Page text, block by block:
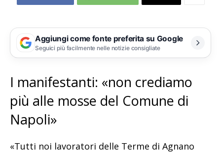
Aggiungi come fonte preferita su Google
Seguici più facilmente nelle notizie consigliate
I manifestanti: «non crediamo
più alle mosse del Comune di
Napoli»
«Tutti noi lavoratori delle Terme di Agnano